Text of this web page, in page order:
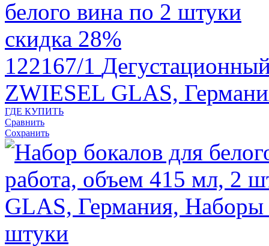
скидка 28%
122167/1
ZWIESEL GLAS,
ГДЕ КУПИТЬ
Сравнить
Сохранить